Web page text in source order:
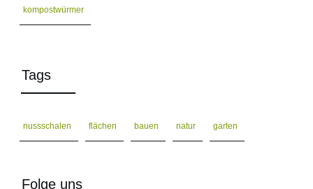
kompostwürmer
Tags
nussschalen flächen bauen natur garten
Folge uns